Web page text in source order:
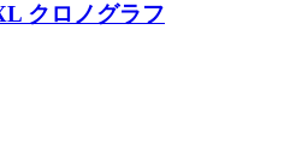
クロノグラフ